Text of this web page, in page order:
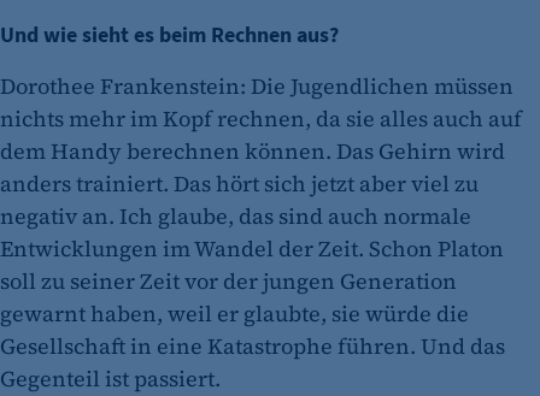
Und wie sieht es beim Rechnen aus?
Dorothee Frankenstein: Die Jugendlichen müssen
nichts mehr im Kopf rechnen, da sie alles auch auf
dem Handy berechnen können. Das Gehirn wird
anders trainiert. Das hört sich jetzt aber viel zu
negativ an. Ich glaube, das sind auch normale
Entwicklungen im Wandel der Zeit. Schon Platon
soll zu seiner Zeit vor der jungen Generation
gewarnt haben, weil er glaubte, sie würde die
Gesellschaft in eine Katastrophe führen. Und das
Gegenteil ist passiert.